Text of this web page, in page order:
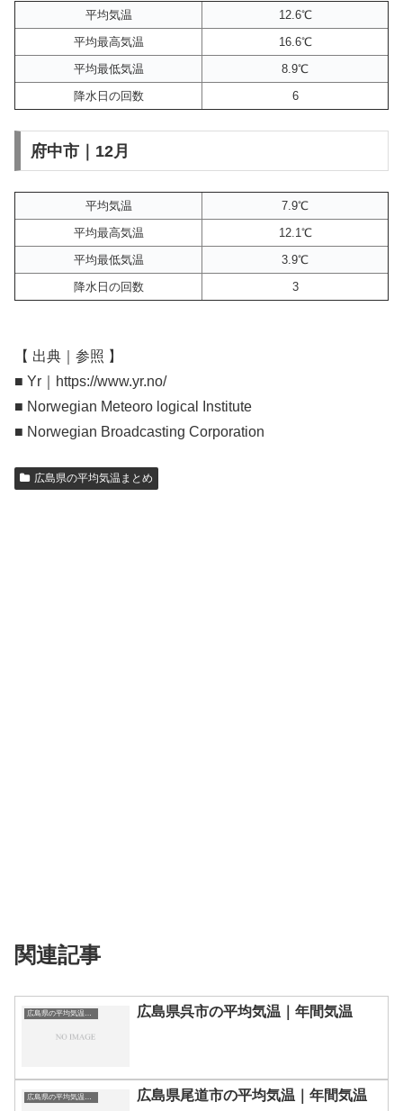
平均気温
12.6℃
平均最高気温
16.6℃
平均最低気温
8.9℃
降水日の回数
6
府中市｜12月
平均気温
7.9℃
平均最高気温
12.1℃
平均最低気温
3.9℃
降水日の回数
3
【 出典｜参照 】
■ Yr｜https://www.yr.no/
■ Norwegian Meteoro logical Institute
■ Norwegian Broadcasting Corporation
広島県の平均気温まとめ
関連記事
広島県の平均気温まとめ 広島県呉市の平均気温｜年間気温
広島県の平均気温まとめ 広島県尾道市の平均気温｜年間気温